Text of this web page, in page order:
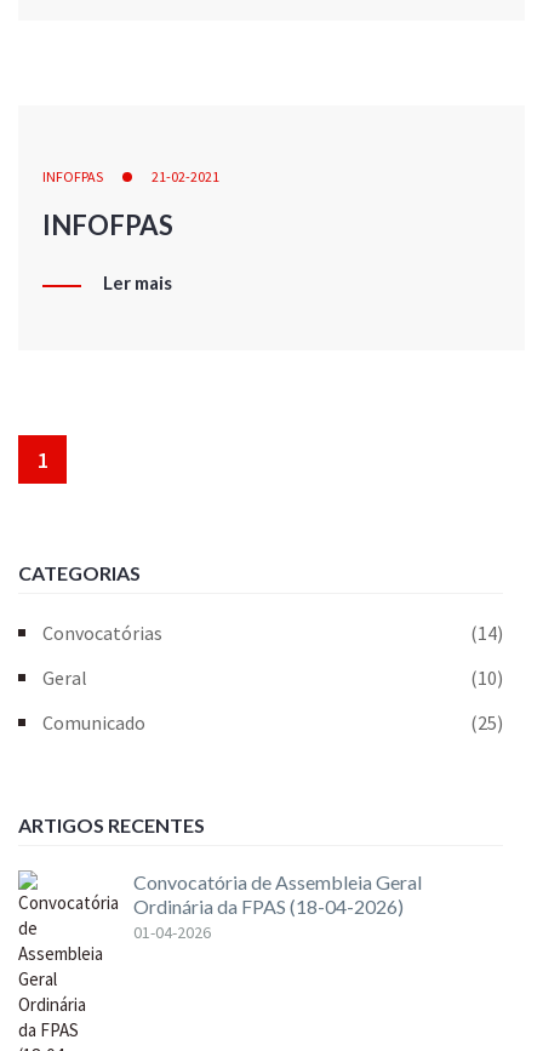
INFOFPAS 21-02-2021
INFOFPAS
Ler mais
1
CATEGORIAS
Convocatórias
(14)
Geral
(10)
Comunicado
(25)
ARTIGOS RECENTES
Convocatória de Assembleia Geral
Ordinária da FPAS (18-04-2026)
01-04-2026